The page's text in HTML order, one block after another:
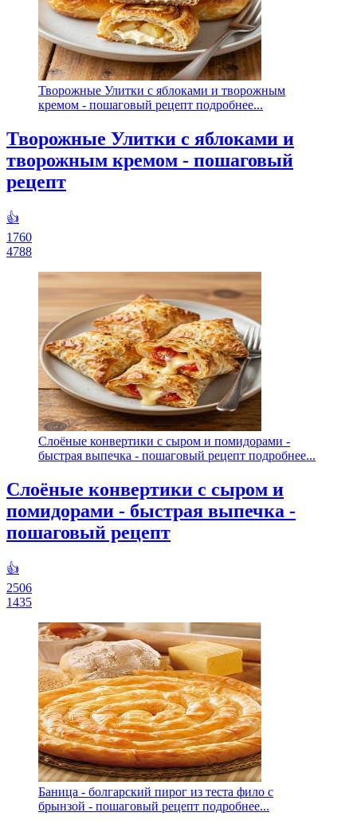
Творожные Улитки с яблоками и творожным
кремом - пошаговый рецепт подробнее...
Творожные Улитки с яблоками и
творожным кремом - пошаговый
рецепт
👍
1760
4788
Слоёные конвертики с сыром и помидорами -
быстрая выпечка - пошаговый рецепт подробнее...
Слоёные конвертики с сыром и
помидорами - быстрая выпечка -
пошаговый рецепт
👍
2506
1435
Баница - болгарский пирог из теста фило с
брынзой - пошаговый рецепт подробнее...